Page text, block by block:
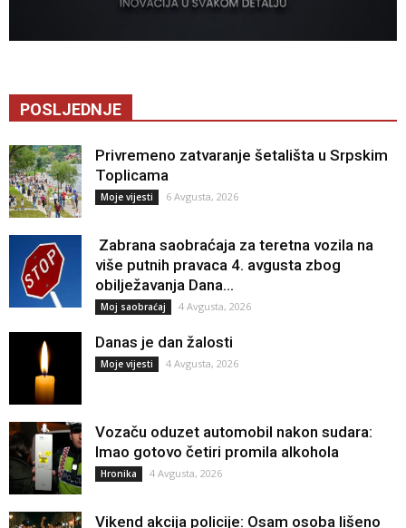
POSLJEDNJE
Privremeno zatvaranje šetališta u Srpskim
Toplicama
Moje vijesti 6 Avgusta, 2026
Zabrana saobraćaja za teretna vozila na
više putnih pravaca 4. avgusta zbog
obilježavanja Dana...
Moj saobraćaj 4 Avgusta, 2026
Danas je dan žalosti
Moje vijesti 4 Avgusta, 2026
Vozaču oduzet automobil nakon sudara:
Imao gotovo četiri promila alkohola
Hronika 4 Avgusta, 2026
Vikend akcija policije: Osam osoba lišeno